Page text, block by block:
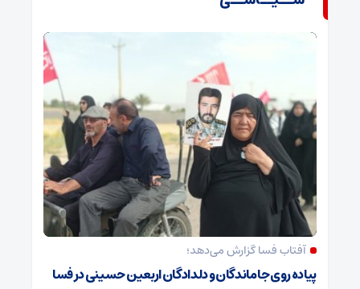
آفتاب فسا گزارش می‌دهد؛
پیاده روی جاماندگان و دلدادگان اربعین حسینی در فسا